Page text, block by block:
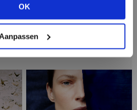
OK
Aanpassen
ACCOUNT?